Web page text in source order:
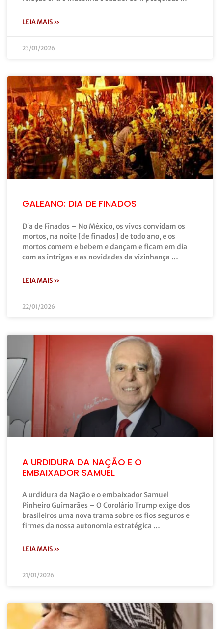
LEIA MAIS »
23/01/2026
GALEANO: DIA DE FINADOS
Dia de Finados – No México, os vivos convidam os
mortos, na noite [de finados] de todo ano, e os
mortos comem e bebem e dançam e ficam em dia
com as intrigas e as novidades da vizinhança …
LEIA MAIS »
22/01/2026
A URDIDURA DA NAÇÃO E O
EMBAIXADOR SAMUEL
A urdidura da Nação e o embaixador Samuel
Pinheiro Guimarães – O Corolário Trump exige dos
brasileiros uma nova trama sobre os fios seguros e
firmes da nossa autonomia estratégica …
LEIA MAIS »
21/01/2026